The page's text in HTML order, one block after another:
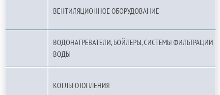
ВЕНТИЛЯЦИОННОЕ ОБОРУДОВАНИЕ
ВОДОНАГРЕВАТЕЛИ, БОЙЛЕРЫ, СИСТЕМЫ ФИЛЬТРАЦИИ
ВОДЫ
КОТЛЫ ОТОПЛЕНИЯ